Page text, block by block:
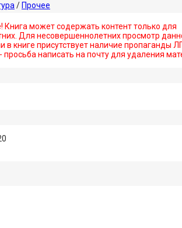
/ Прочее
Книга может содержать контент только для
Для несовершеннолетних просмотр
книге присутствует наличие пропаганды
просьба написать на почту для удаления